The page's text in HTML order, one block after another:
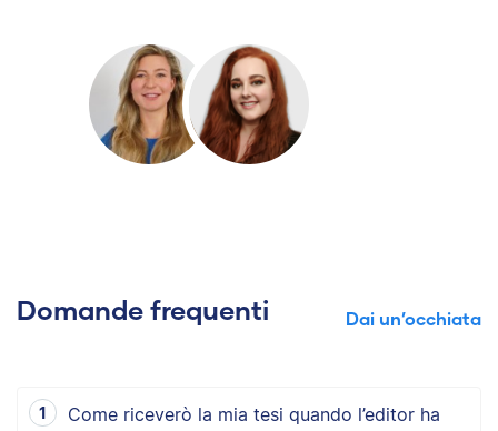
Domande frequenti Dai un’occhiata
Come riceverò la mia tesi quando l’editor ha